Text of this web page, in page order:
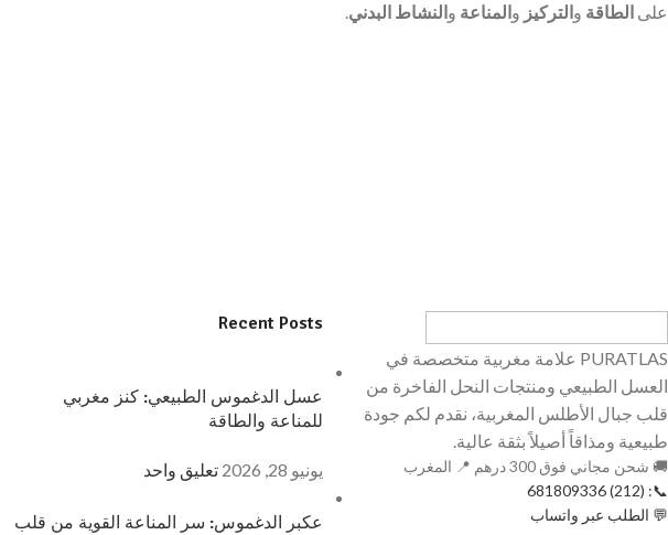
على الطاقة والتركيز والمناعة والنشاط البدني.
PURATLAS علامة مغربية متخصصة في
العسل الطبيعي ومنتجات النحل الفاخرة من
قلب جبال الأطلس المغربية، نقدم لكم جودة
طبيعية ومذاقاً أصيلاً بثقة عالية.
🚚 شحن مجاني فوق 300 درهم 📍 المغرب
📞: (212) 681809336
💬 الطلب عبر واتساب
Recent Posts
عسل الدغموس الطبيعي: كنز مغربي
للمناعة والطاقة
يونيو 28, 2026 تعليق واحد
عكبر الدغموس: سر المناعة القوية من قلب